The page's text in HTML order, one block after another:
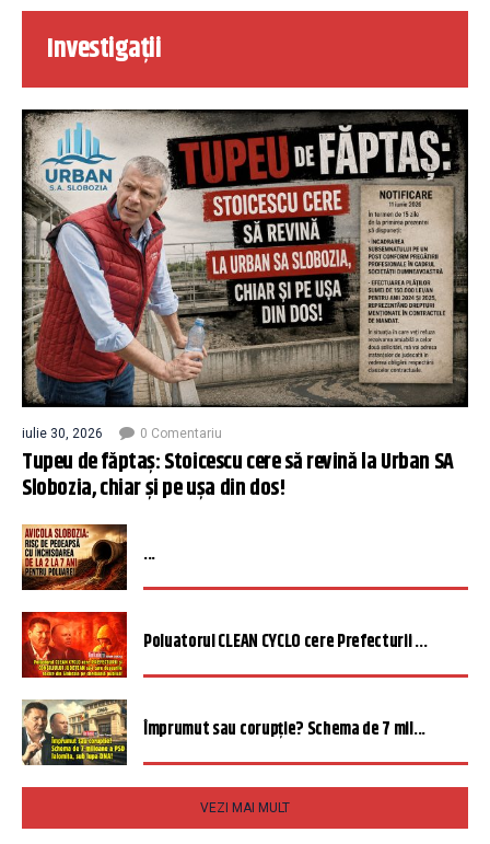
Investigații
iulie 30, 2026 0 Comentariu
Tupeu de făptaș: Stoicescu cere să revină la Urban SA
Slobozia, chiar și pe ușa din dos!
...
Poluatorul CLEAN CYCLO cere Prefecturii ...
Împrumut sau corupție? Schema de 7 mil...
VEZI MAI MULT